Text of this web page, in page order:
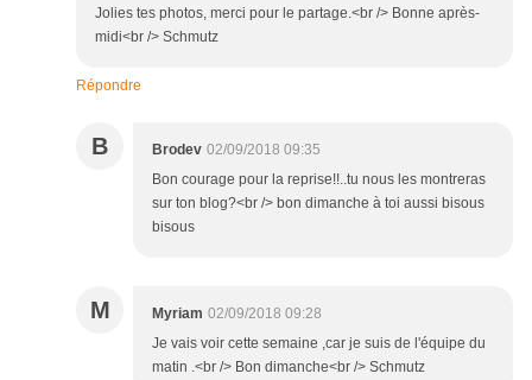
Jolies tes photos, merci pour le partage.<br /> Bonne après-
midi<br /> Schmutz
Répondre
B Brodev 02/09/2018 09:35
Bon courage pour la reprise!!..tu nous les montreras
sur ton blog?<br /> bon dimanche à toi aussi bisous
bisous
M Myriam 02/09/2018 09:28
Je vais voir cette semaine ,car je suis de l'équipe du
matin .<br /> Bon dimanche<br /> Schmutz